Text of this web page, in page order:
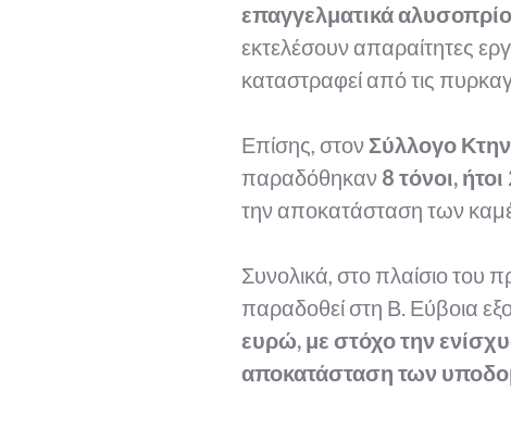
επαγγελματικά
εκτελέσουν απαραίτητες
καταστραφεί από τις
Επίσης, στον Σύλλογο
παραδόθηκαν 8 τόνοι,
την αποκατάσταση των
Συνολικά, στο πλαίσιο
παραδοθεί στη Β. Εύβοια
ευρώ, με στόχο την
αποκατάσταση των